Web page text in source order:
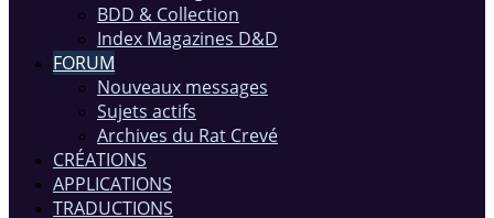
BDD & Collection
Index Magazines D&D
FORUM
Nouveaux messages
Sujets actifs
Archives du Rat Crevé
CRÉATIONS
APPLICATIONS
TRADUCTIONS